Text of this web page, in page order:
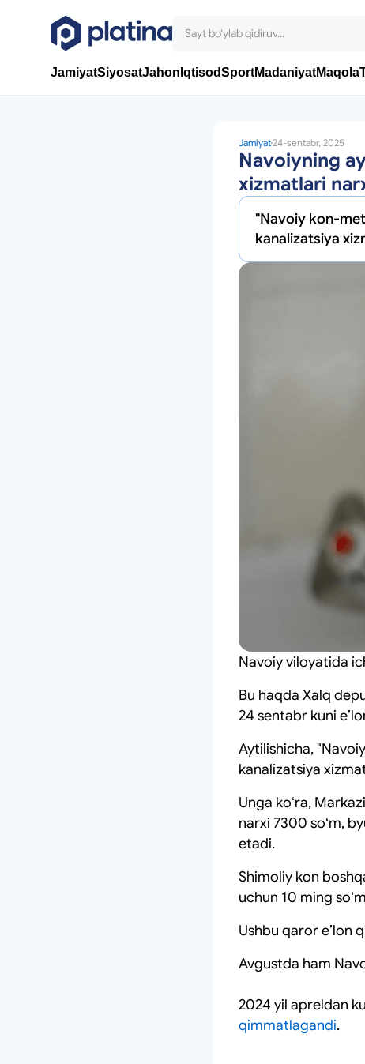
JamiyatSiyosatJahon IqtisodSportMadaniyatMaqola
Jamiyat24-sentabr, 2025
Navoiyning
xizmatlari
"Navoiy kon-
kanalizatsiya
Navoiy viloyatida
Bu haqda Xalq
24 sentabr kuni
Aytilishicha,
kanalizatsiya
Unga koʻra,
narxi 7300 soʻm,
etadi.
Shimoliy kon
uchun 10 ming
Ushbu qaror eʼlon
Avgustda ham
2024 yil apreldan
qimmatlagandi.